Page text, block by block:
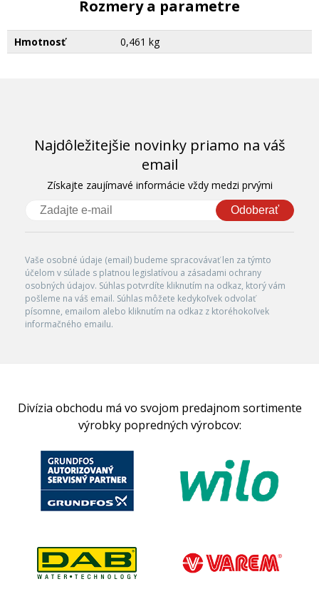
Rozmery a parametre
Hmotnosť 0,461 kg
Najdôležitejšie novinky priamo na váš
email
Získajte zaujímavé informácie vždy medzi prvými
Odoberať
Vaše osobné údaje (email) budeme spracovávať len za týmto
účelom v súlade s platnou legislatívou a zásadami ochrany
osobných údajov. Súhlas potvrdíte kliknutím na odkaz, ktorý vám
pošleme na váš email. Súhlas môžete kedykoľvek odvolať
písomne, emailom alebo kliknutím na odkaz z ktoréhokoľvek
informačného emailu.
Divízia obchodu má vo svojom predajnom sortimente
výrobky popredných výrobcov: